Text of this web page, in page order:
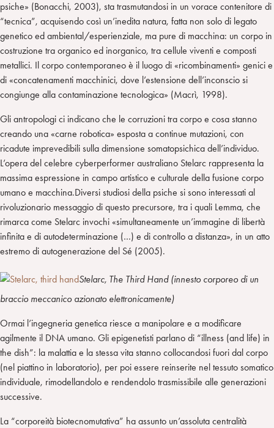
psiche» (Bonacchi, 2003), sta trasmutandosi in un vorace contenitore di
“tecnica”, acquisendo così un’inedita natura, fatta non solo di legato
genetico ed ambiental/esperienziale, ma pure di macchina: un corpo in
costruzione tra organico ed inorganico, tra cellule viventi e composti
metallici. Il corpo contemporaneo è il luogo di «ricombinamenti» genici e
di «concatenamenti macchinici, dove l’estensione dell’inconscio si
congiunge alla contaminazione tecnologica» (Macrì, 1998).
Gli antropologi ci indicano che le corruzioni tra corpo e cosa stanno
creando una «carne robotica» esposta a continue mutazioni, con
ricadute imprevedibili sulla dimensione somatopsichica dell’individuo.
L’opera del celebre cyberperformer australiano Stelarc rappresenta la
massima espressione in campo artistico e culturale della fusione corpo
umano e macchina.Diversi studiosi della psiche si sono interessati al
rivoluzionario messaggio di questo precursore, tra i quali Lemma, che
rimarca come Stelarc invochi «simultaneamente un’immagine di libertà
infinita e di autodeterminazione (…) e di controllo a distanza», in un atto
estremo di autogenerazione del Sé (2005).
Stelarc, The Third Hand (innesto corporeo di un
braccio meccanico azionato elettronicamente)
Ormai l’ingegneria genetica riesce a manipolare e a modificare
agilmente il DNA umano. Gli epigenetisti parlano di “illness (and life) in
the dish”: la malattia e la stessa vita stanno collocandosi fuori dal corpo
(nel piattino in laboratorio), per poi essere reinserite nel tessuto somatico
individuale, rimodellandolo e rendendolo trasmissibile alle generazioni
successive.
La “corporeità biotecnomutativa” ha assunto un’assoluta centralità